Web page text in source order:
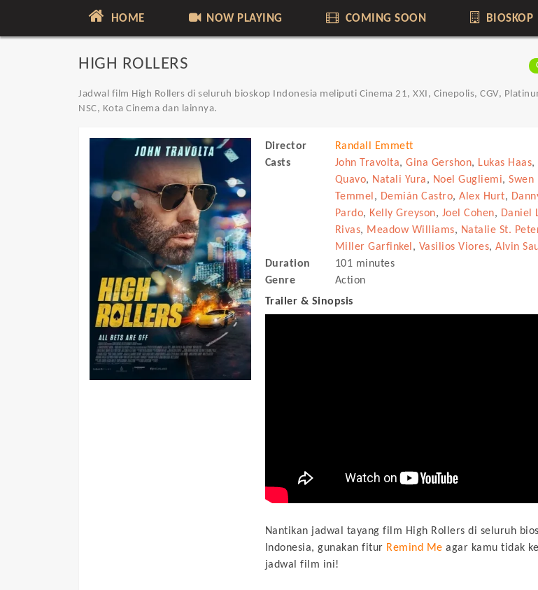
HOME NOW PLAYING COMING SOON BIOSKOP
HIGH ROLLERS
Jadwal film High Rollers di seluruh bioskop Indonesia meliputi Cinema 21, XXI, Cinepolis, CGV,
NSC, Kota Cinema dan lainnya.
Director
Randall Emmett
Casts
John Travolta, Gina Gershon, Lukas Haas,
Quavo, Natali Yura, Noel Gugliemi, Swen
Temmel , Demián Castro, Alex Hurt,
Pardo, Kelly Greyson, Joel Cohen, Daniel
Rivas, Meadow Williams, Natalie St.
Miller Garfinkel , Vasilios Viores, Alvin
Duration
101 minutes
Genre
Action
Trailer & Sinopsis
Nantikan jadwal tayang film High Rollers di seluruh
Indonesia, gunakan fitur Remind Me agar kamu tidak
jadwal film ini!